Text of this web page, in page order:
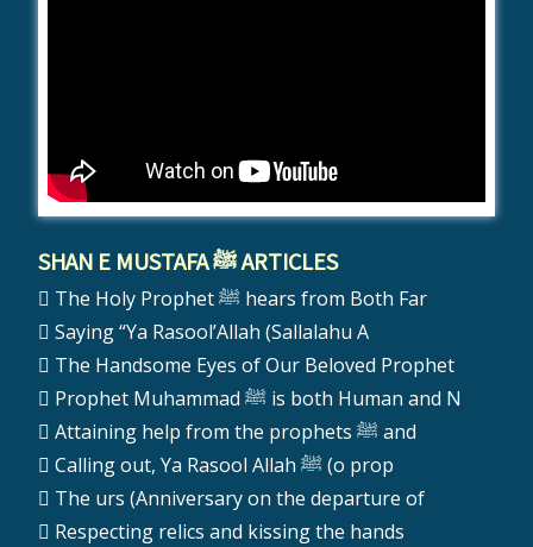
SHAN E MUSTAFA ﷺ ARTICLES
The Holy Prophet ﷺ hears from Both Far
Saying “Ya Rasool’Allah (Sallalahu A
The Handsome Eyes of Our Beloved Prophet
Prophet Muhammad ﷺ is both Human and N
Attaining help from the prophets ﷺ and
Calling out, Ya Rasool Allah ﷺ (o prop
The urs (Anniversary on the departure of
Respecting relics and kissing the hands